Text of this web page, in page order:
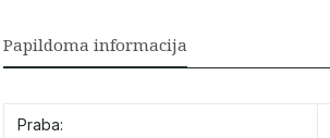
Papildoma informacija
Praba: